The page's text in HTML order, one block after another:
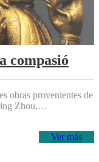
compasió
obras provenientes de
Zhou,…
Ver más